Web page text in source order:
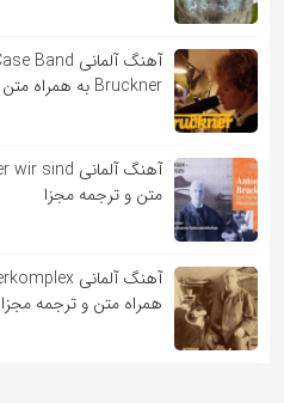
Bruckner به همراه متن و ترجمه مجزا
متن و ترجمه مجزا
همراه متن و ترجمه مجزا